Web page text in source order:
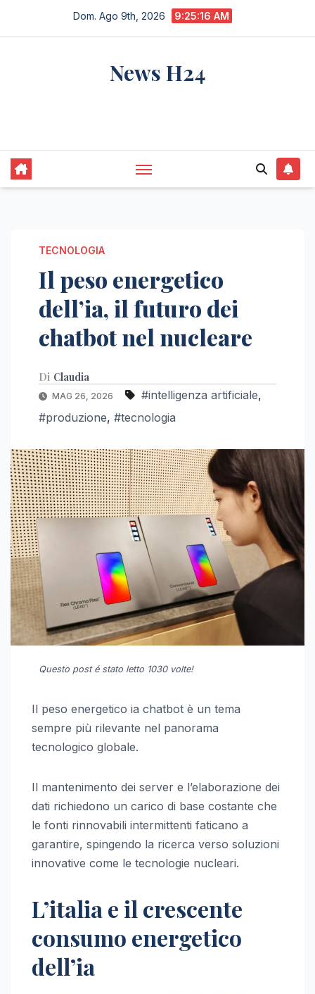
Dom. Ago 9th, 2026 9:25:17 AM
News H24
TECNOLOGIA
Il peso energetico
dell’ia, il futuro dei
chatbot nel nucleare
Di Claudia
MAG 26, 2026 #intelligenza artificiale,
#produzione, #tecnologia
Questo post é stato letto 1030 volte!
Il peso energetico ia chatbot è un tema
sempre più rilevante nel panorama
tecnologico globale.
Il mantenimento dei server e l’elaborazione dei
dati richiedono un carico di base costante che
le fonti rinnovabili intermittenti faticano a
garantire, spingendo la ricerca verso soluzioni
innovative come le tecnologie nucleari.
L’italia e il crescente
consumo energetico
dell’ia